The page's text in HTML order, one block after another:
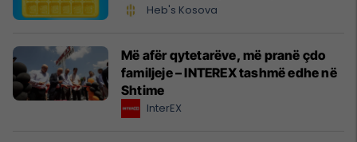
Heb's Kosova
Më afër qytetarëve, më pranë çdo
familjeje – INTEREX tashmë edhe në
Shtime
InterEX